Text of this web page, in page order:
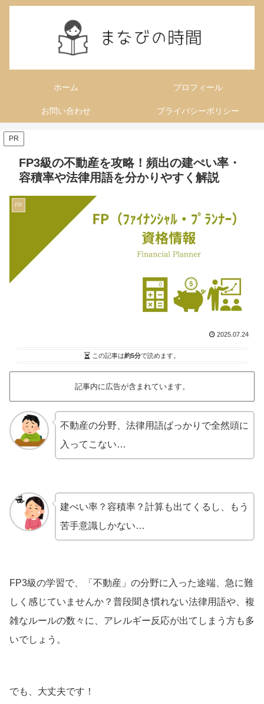
ホーム プロフィール
お問い合わせ プライバシーポリシー
PR
FP3級の不動産を攻略！頻出の建ぺい率・
容積率や法律用語を分かりやすく解説
FP
2025.07.24
この記事は約5分で読めます。
記事内に広告が含まれています。
不動産の分野、法律用語ばっかりで全然頭に
入ってこない…
建ぺい率？容積率？計算も出てくるし、もう
苦手意識しかない…
FP3級の学習で、「不動産」の分野に入った途端、急に難
しく感じていませんか？普段聞き慣れない法律用語や、複
雑なルールの数々に、アレルギー反応が出てしまう方も多
いでしょう。
でも、大丈夫です！